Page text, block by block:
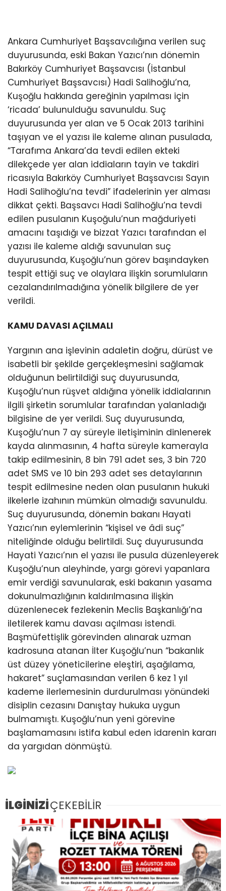
Ankara Cumhuriyet Başsavcılığına verilen suç
duyurusunda, eski Bakan Yazıcı’nın dönemin
Bakırköy Cumhuriyet Başsavcısı (İstanbul
Cumhuriyet Başsavcısı) Hadi Salihoğlu’na,
Kuşoğlu hakkında gereğinin yapılması için
‘ricada’ bulunulduğu savunuldu. Suç
duyurusunda yer alan ve 5 Ocak 2013 tarihini
taşıyan ve el yazısı ile kaleme alınan pusulada,
“Tarafıma Ankara’da tevdi edilen ekteki
dilekçede yer alan iddiaların tayin ve takdiri
ricasıyla Bakırköy Cumhuriyet Başsavcısı Sayın
Hadi Salihoğlu’na tevdi” ifadelerinin yer alması
dikkat çekti. Başsavcı Hadi Salihoğlu’na tevdi
edilen pusulanın Kuşoğulu’nun mağduriyeti
amacını taşıdığı ve bizzat Yazıcı tarafından el
yazısı ile kaleme aldığı savunulan suç
duyurusunda, Kuşoğlu’nun görev başındayken
tespit ettiği suç ve olaylara ilişkin sorumluların
cezalandırılmadığına yönelik bilgilere de yer
verildi.
KAMU DAVASI AÇILMALI
Yargının ana işlevinin adaletin doğru, dürüst ve
isabetli bir şekilde gerçekleşmesini sağlamak
olduğunun belirtildiği suç duyurusunda,
Kuşoğlu’nun rüşvet aldığına yönelik iddialarının
ilgili şirketin sorumlular tarafından yalanladığı
bilgisine de yer verildi. Suç duyurusunda,
Kuşoğlu’nun 7 ay süreyle iletişiminin dinlenerek
kayda alınmasının, 4 hafta süreyle kamerayla
takip edilmesinin, 8 bin 791 adet ses, 3 bin 720
adet SMS ve 10 bin 293 adet ses detaylarının
tespit edilmesine neden olan pusulanın hukuki
ilkelerle izahının mümkün olmadığı savunuldu.
Suç duyurusunda, dönemin bakanı Hayati
Yazıcı’nın eylemlerinin “kişisel ve âdi suç”
niteliğinde olduğu belirtildi. Suç duyurusunda
Hayati Yazıcı’nın el yazısı ile pusula düzenleyerek
Kuşoğlu’nun aleyhinde, yargı görevi yapanlara
emir verdiği savunularak, eski bakanın yasama
dokunulmazlığının kaldırılmasına ilişkin
düzenlenecek fezlekenin Meclis Başkanlığı’na
iletilerek kamu davası açılması istendi.
Başmüfettişlik görevinden alınarak uzman
kadrosuna atanan İlter Kuşoğlu’nun “bakanlık
üst düzey yöneticilerine eleştiri, aşağılama,
hakaret” suçlamasından verilen 6 kez 1 yıl
kademe ilerlemesinin durdurulması yönündeki
disiplin cezasını Danıştay hukuka uygun
bulmamıştı. Kuşoğlu’nun yeni görevine
başlamamasını istifa kabul eden idarenin kararı
da yargıdan dönmüştü.
İLGİNİZİÇEKEBİLİR